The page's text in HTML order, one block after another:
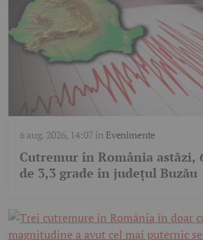
6 aug. 2026, 14:07în Evenimente
Cutremur în România astăzi,
de 3,3 grade în județul Buzău